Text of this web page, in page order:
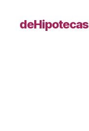
deHipotecas